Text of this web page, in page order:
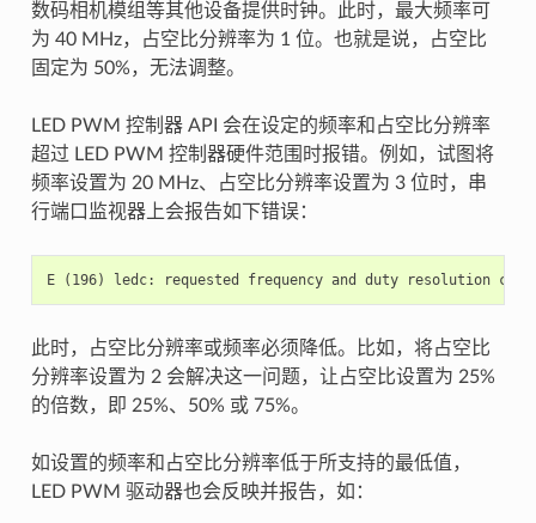
数码相机模组等其他设备提供时钟。此时，最大频率可
为 40 MHz，占空比分辨率为 1 位。也就是说，占空比
固定为 50%，无法调整。
LED PWM 控制器 API 会在设定的频率和占空比分辨率
超过 LED PWM 控制器硬件范围时报错。例如，试图将
频率设置为 20 MHz、占空比分辨率设置为 3 位时，串
行端口监视器上会报告如下错误：
此时，占空比分辨率或频率必须降低。比如，将占空比
分辨率设置为 2 会解决这一问题，让占空比设置为 25%
的倍数，即 25%、50% 或 75%。
如设置的频率和占空比分辨率低于所支持的最低值，
LED PWM 驱动器也会反映并报告，如：